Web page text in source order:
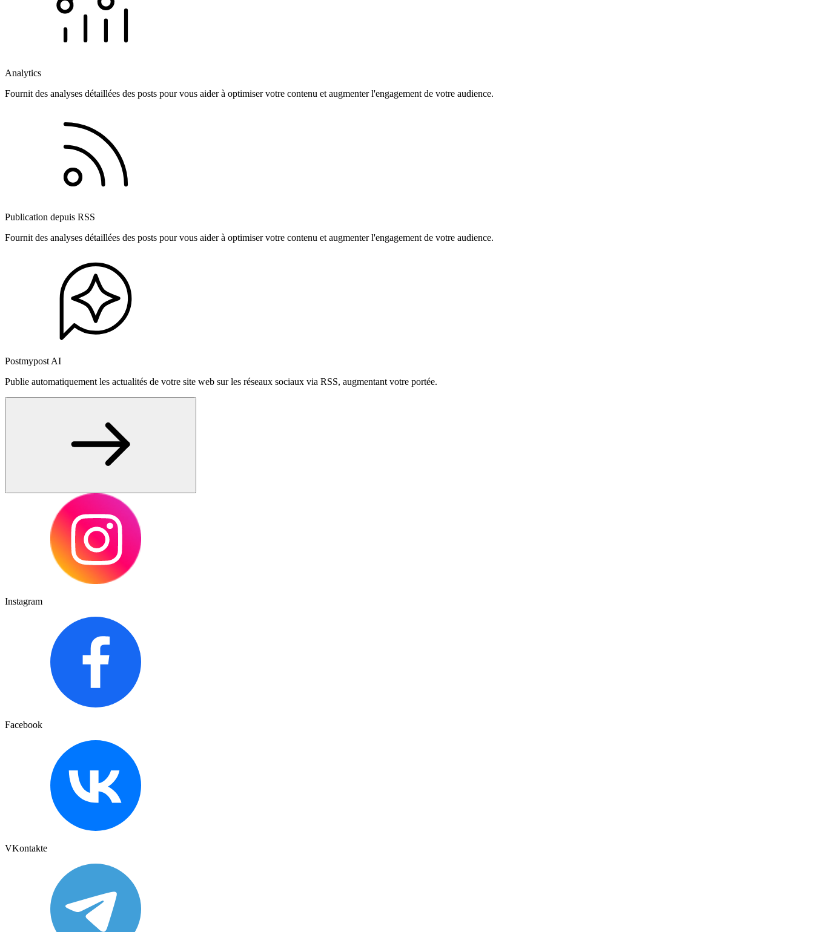
Analytics
Fournit des analyses détaillées des posts pour vous aider à optimiser votre contenu et augmenter l'engagement de votre audience.
Publication depuis RSS
Fournit des analyses détaillées des posts pour vous aider à optimiser votre contenu et augmenter l'engagement de votre audience.
Postmypost AI
Publie automatiquement les actualités de votre site web sur les réseaux sociaux via RSS, augmentant votre portée.
Instagram
Facebook
VKontakte